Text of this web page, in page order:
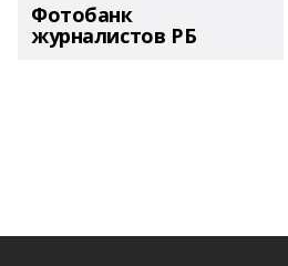
Фотобанк
журналистов РБ